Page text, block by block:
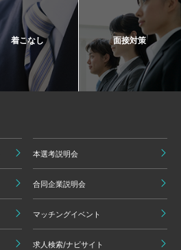
着こなし 面接対策
本選考説明会
合同企業説明会
マッチングイベント
求人検索/ナビサイト